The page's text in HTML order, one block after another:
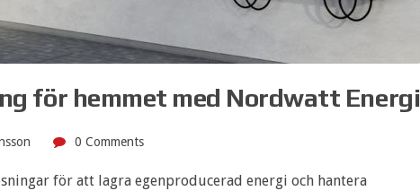
för hemmet med Nordwatt Energi
0 Comments
för att lagra egenproducerad energi och hantera